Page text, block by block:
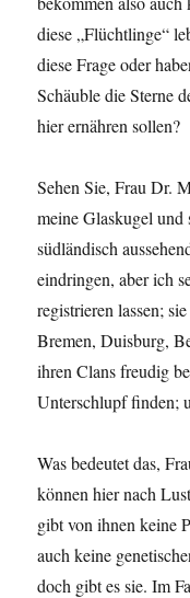
diese „Flüchtlinge“
diese Frage oder
Schäuble die Sterne
hier ernähren sollen?
Sehen Sie, Frau Dr.
meine Glaskugel und
südländisch
eindringen, aber ich
registrieren lassen;
Bremen, Duisburg,
ihren Clans freudig
Unterschlupf finden;
Was bedeutet das,
können hier nach
gibt von ihnen keine
auch keine
doch gibt es sie. Im